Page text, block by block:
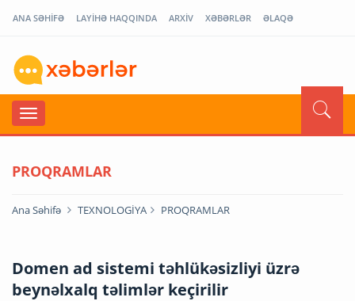
ANA SƏHİFƏ LAYİHƏ HAQQINDA ARXİV XƏBƏRLƏR ƏLAQƏ
PROQRAMLAR
Ana Səhifə TEXNOLOGİYA PROQRAMLAR
Domen ad sistemi təhlükəsizliyi üzrə
beynəlxalq təlimlər keçirilir